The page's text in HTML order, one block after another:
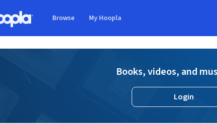
Browse My Hoopla
Books, videos, and
Login